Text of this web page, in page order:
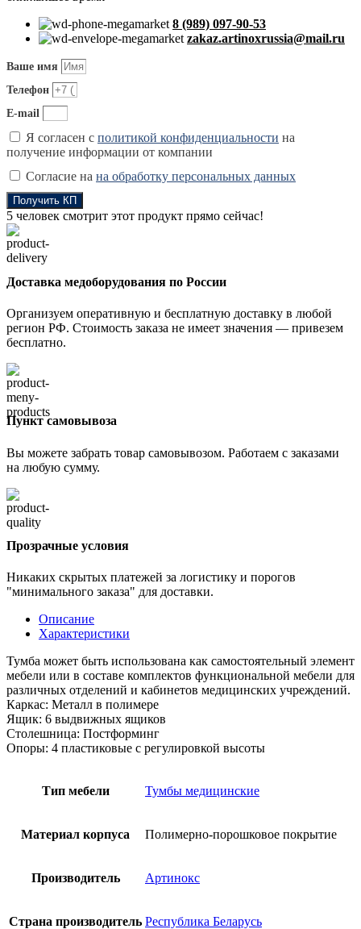
8 (989) 097-90-53
zakaz.artinoxrussia@mail.ru
Ваше имя
Телефон
E-mail
Я согласен с политикой конфиденциальности на
получение информации от компании
Согласие на на обработку персональных данных
Получить КП
5 человек смотрит этот продукт прямо сейчас!
Доставка медоборудования по России
Организуем оперативную и бесплатную доставку в любой
регион РФ. Стоимость заказа не имеет значения — привезем
бесплатно.
Пункт самовывоза
Вы можете забрать товар самовывозом. Работаем с заказами
на любую сумму.
Прозрачные условия
Никаких скрытых платежей за логистику и порогов
"минимального заказа" для доставки.
Описание
Характеристики
Тумба может быть использована как самостоятельный элемент
мебели или в составе комплектов функциональной мебели для
различных отделений и кабинетов медицинских учреждений.
Каркас: Металл в полимере
Ящик: 6 выдвижных ящиков
Столешница: Постформинг
Опоры: 4 пластиковые с регулировкой высоты
Тип мебели Тумбы медицинские
Материал корпуса Полимерно-порошковое покрытие
Производитель Артинокс
Страна производитель Республика Беларусь